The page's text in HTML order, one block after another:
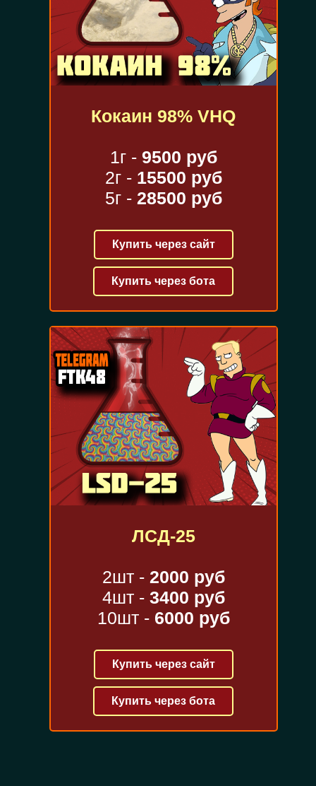
Кокаин 98% VHQ
1г - 9500 руб
2г - 15500 руб
5г - 28500 руб
Купить через сайт
Купить через бота
ЛСД-25
2шт - 2000 руб
4шт - 3400 руб
10шт - 6000 руб
Купить через сайт
Купить через бота